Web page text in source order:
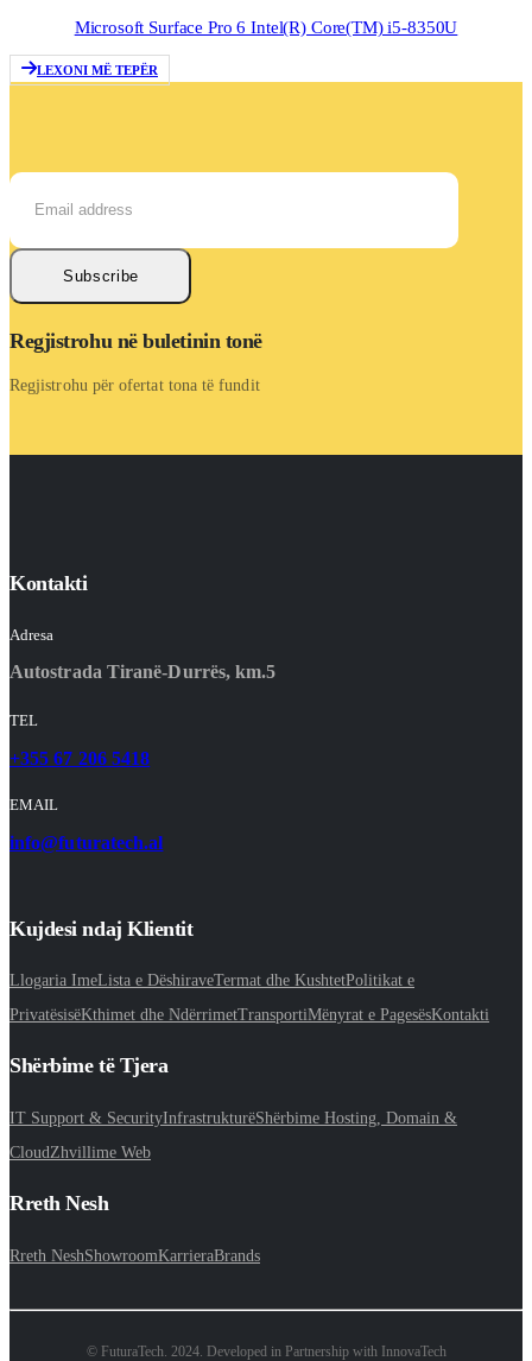
‎Microsoft Surface Pro 6 Intel(R) Core(TM) i5-8350U
LEXONI MË TEPËR
Subscribe
Regjistrohu në buletinin tonë
Regjistrohu për ofertat tona të fundit
Kontakti
Adresa
Autostrada Tiranë-Durrës, km.5
TEL
+355 67 206 5418
EMAIL
info@futuratech.al
Kujdesi ndaj Klientit
Llogaria ImeLista e DëshiraveTermat dhe KushtetPolitikat e
PrivatësisëKthimet dhe NdërrimetTransportiMënyrat e PagesësKontakti
Shërbime të Tjera
IT Support & SecurityInfrastrukturëShërbime Hosting, Domain &
Cloud Zhvillime Web
Rreth Nesh
Rreth NeshShowroomKarrieraBrands
© FuturaTech. 2024. Developed in Partnership with InnovaTech